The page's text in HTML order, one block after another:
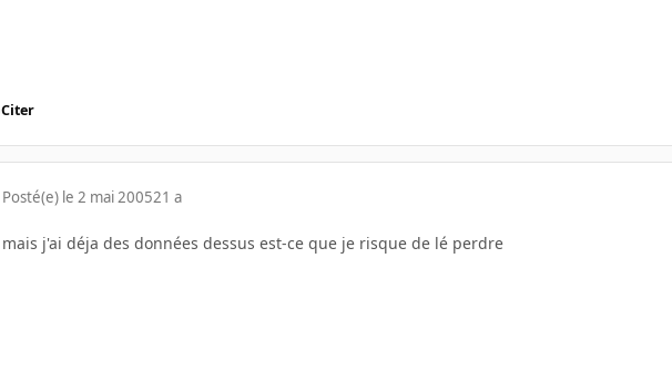
Citer
Posté(e) le 2 mai 200521 a
mais j'ai déja des données dessus est-ce que je risque de lé perdre